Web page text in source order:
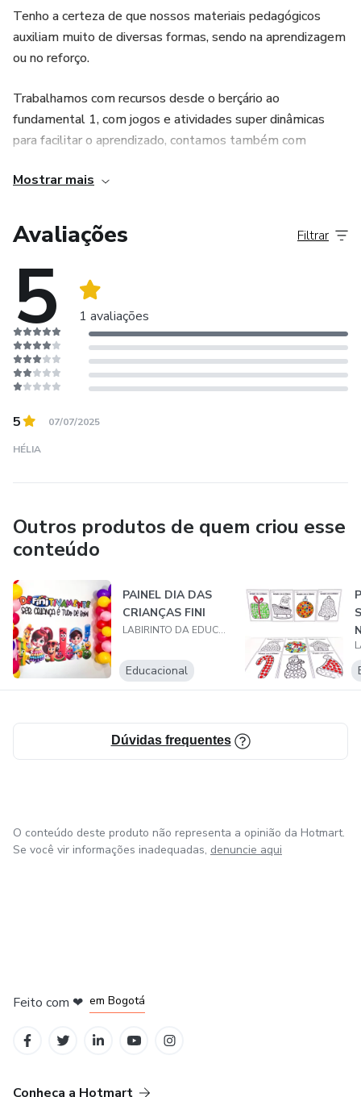
Tenho a certeza de que nossos materiais pedagógicos
auxiliam muito de diversas formas, sendo na aprendizagem
ou no reforço.
Trabalhamos com recursos desde o berçário ao
fundamental 1, com jogos e atividades super dinâmicas
para facilitar o aprendizado, contamos também com
recursos interativos e muito mais.
Nosso objetivo é ajudar você educador, tornar o dia a dia
mais prático e divertido com as atividades, deixar o ensino
mais leve.
Tudo pensado e feito com muito amor por nossas crianças,
pais e professores. Não perca mais tempo e venha
conhecer nosso trabalho!
Mostrar mais
Avaliações
5 1 avaliações
Filtrar
5 07/07/2025
HÉLIA
Outros produtos de quem criou esse
conteúdo
PAINEL DIA DAS
CRIANÇAS FINI
LABIRINTO DA EDUCAÇÃO
Educacional
Dúvidas frequentes
O conteúdo deste produto não representa a opinião da Hotmart.
Se você vir informações inadequadas, denuncie aqui
Feito com ❤ em Bogotá
Conheça a Hotmart